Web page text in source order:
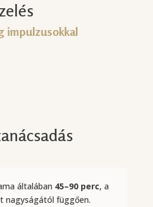
impulzusokkal
általában 45–90 perc, a
nagyságától függően.